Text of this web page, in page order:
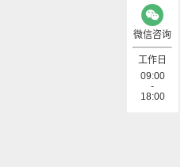
微信咨询
工作日
09:00
-
18:00